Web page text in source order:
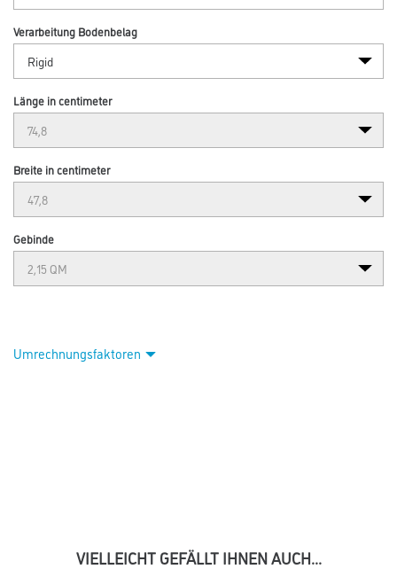
Verarbeitung Bodenbelag
Länge in centimeter
Breite in centimeter
Gebinde
Umrechnungsfaktoren
VIELLEICHT GEFÄLLT IHNEN AUCH...